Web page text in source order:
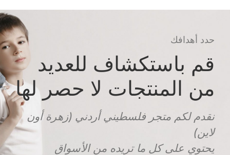
حدد أهدافك
قم باستكشاف للعديد
من المنتجات لا حصر لها
نقدم لكم متجر فلسطيني أردني (زهرة أون
لاين)
يحتوي على كل ما تريده من الأسواق